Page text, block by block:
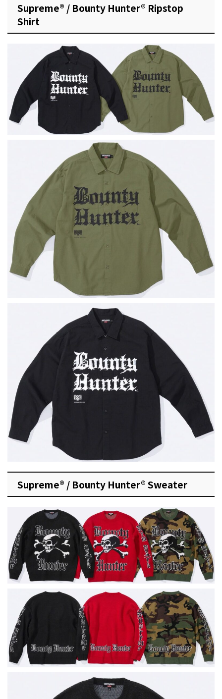
Supreme® / Bounty Hunter® Ripstop
Shirt
Supreme® / Bounty Hunter® Sweater